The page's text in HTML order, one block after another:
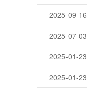
2025-09-16
2025-07-03
2025-01-23
2025-01-23